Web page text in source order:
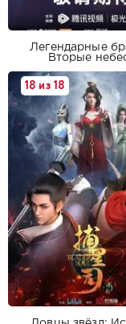
Легендарные
Вторые
18 из 18